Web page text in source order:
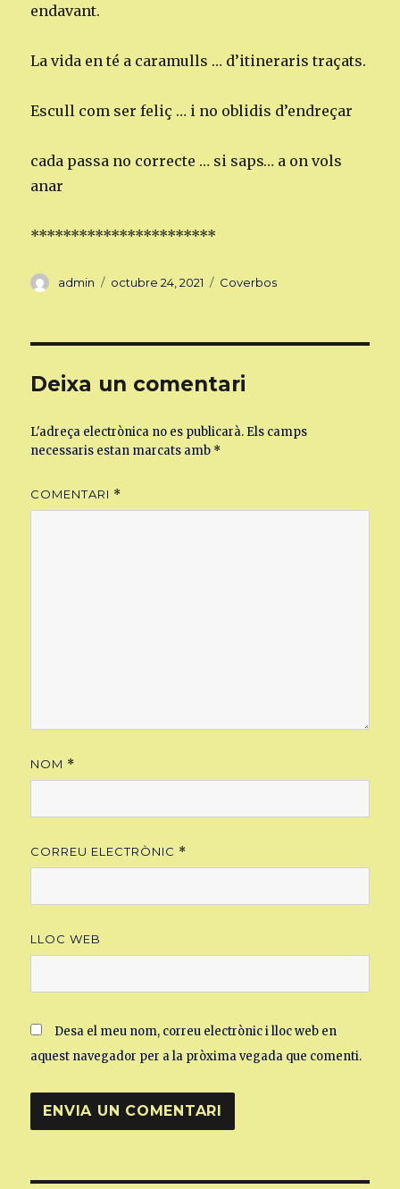
endavant.
La vida en té a caramulls … d’itineraris traçats.
Escull com ser feliç … i no oblidis d’endreçar
cada passa no correcte … si saps… a on vols
anar
***********************
Autor
admin
Publicat
octubre 24, 2021 Categories
Coverbos
Deixa un comentari
L'adreça electrònica no es publicarà. Els camps
necessaris estan marcats amb *
COMENTARI *
NOM *
CORREU ELECTRÒNIC *
LLOC WEB
Desa el meu nom, correu electrònic i lloc web en
aquest navegador per a la pròxima vegada que comenti.